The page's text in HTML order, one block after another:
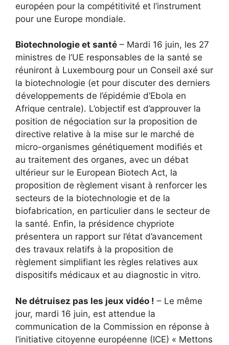
européen pour la compétitivité et l’instrument
pour une Europe mondiale.
Biotechnologie et santé – Mardi 16 juin, les 27
ministres de l’UE responsables de la santé se
réuniront à Luxembourg pour un Conseil axé sur
la biotechnologie (et pour discuter des derniers
développements de l’épidémie d’Ebola en
Afrique centrale). L’objectif est d’approuver la
position de négociation sur la proposition de
directive relative à la mise sur le marché de
micro-organismes génétiquement modifiés et
au traitement des organes, avec un débat
ultérieur sur le European Biotech Act, la
proposition de règlement visant à renforcer les
secteurs de la biotechnologie et de la
biofabrication, en particulier dans le secteur de
la santé. Enfin, la présidence chypriote
présentera un rapport sur l’état d’avancement
des travaux relatifs à la proposition de
règlement simplifiant les règles relatives aux
dispositifs médicaux et au diagnostic in vitro.
Ne détruisez pas les jeux vidéo ! – Le même
jour, mardi 16 juin, est attendue la
communication de la Commission en réponse à
l’initiative citoyenne européenne (ICE) « Mettons